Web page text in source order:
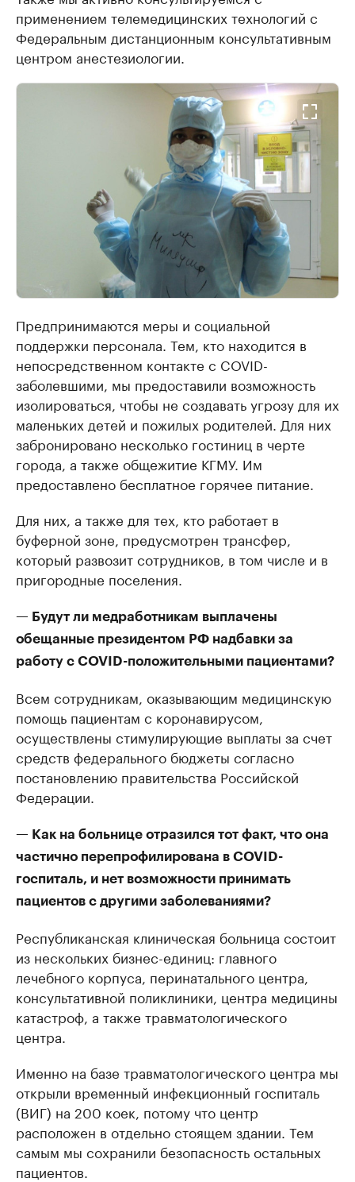
применением телемедицинских технологий с
Федеральным дистанционным консультативным
центром анестезиологии.
Предпринимаются меры и социальной
поддержки персонала. Тем, кто находится в
непосредственном контакте с COVID-
заболевшими, мы предоставили возможность
изолироваться, чтобы не создавать угрозу для их
маленьких детей и пожилых родителей. Для них
забронировано несколько гостиниц в черте
города, а также общежитие КГМУ. Им
предоставлено бесплатное горячее питание.
Для них, а также для тех, кто работает в
буферной зоне, предусмотрен трансфер,
который развозит сотрудников, в том числе и в
пригородные поселения.
— Будут ли медработникам выплачены
обещанные президентом РФ надбавки за
работу с COVID-положительными пациентами?
Всем сотрудникам, оказывающим медицинскую
помощь пациентам с коронавирусом,
осуществлены стимулирующие выплаты за счет
средств федерального бюджеты согласно
постановлению правительства Российской
Федерации.
— Как на больнице отразился тот факт, что она
частично перепрофилирована в COVID-
госпиталь, и нет возможности принимать
пациентов с другими заболеваниями?
Республиканская клиническая больница состоит
из нескольких бизнес-единиц: главного
лечебного корпуса, перинатального центра,
консультативной поликлиники, центра медицины
катастроф, а также травматологического
центра.
Именно на базе травматологического центра мы
открыли временный инфекционный госпиталь
(ВИГ) на 200 коек, потому что центр
расположен в отдельно стоящем здании. Тем
самым мы сохранили безопасность остальных
пациентов.